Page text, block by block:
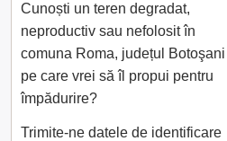
Cunoști un teren degradat,
neproductiv sau nefolosit în
comuna Roma, județul Botoşani
pe care vrei să îl propui pentru
împădurire?
Trimite-ne datele de identificare